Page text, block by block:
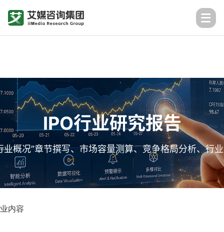
IPO行业研究报告
业概况”章节撰写、市场容量测算、竞争格局分析、行
内容